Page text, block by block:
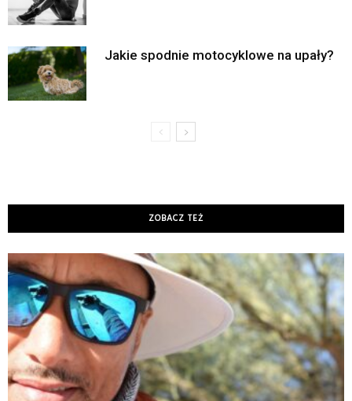
Jakie spodnie motocyklowe na upały?
ZOBACZ TEŻ